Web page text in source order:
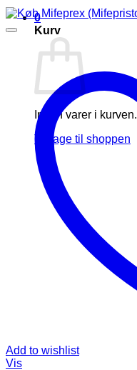
0
Kurv
Ingen varer i kurven.
Tilbage til shoppen
Add to wishlist
Vis